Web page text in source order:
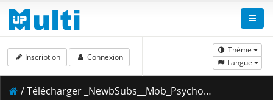
Thème
Langue
Inscription Connexion
/ Télécharger _NewbSubs__Mob_Psycho_100_11__1080p_Blu-ray_x265_Dual_Audio__7E2E41BE_.mkv.001 ( 341.71 MB )